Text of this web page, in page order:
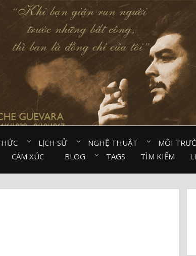
LỊCH SỬ⠀ NGHỆ THUẬT⠀ MÔI
CẢM XÚC⠀ BLOG⠀ TAGS TÌM KIẾM